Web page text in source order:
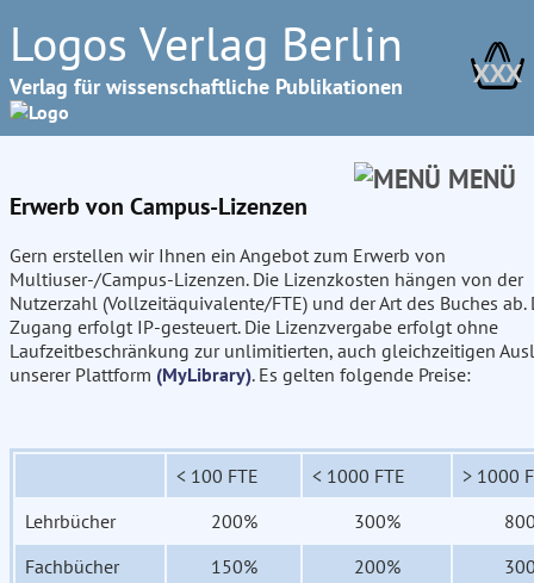
Logos Verlag Berlin
Verlag für wissenschaftliche Publikationen XXX
MENÜ
Erwerb von Campus-Lizenzen
Gern erstellen wir Ihnen ein Angebot zum Erwerb von
Multiuser-/Campus-Lizenzen. Die Lizenzkosten hängen von der
Nutzerzahl (Vollzeitäquivalente/FTE) und der Art des Buches ab.
Zugang erfolgt IP-gesteuert. Die Lizenzvergabe erfolgt ohne
Laufzeitbeschränkung zur unlimitierten, auch gleichzeitigen
unserer Plattform (MyLibrary). Es gelten folgende Preise:
< 100 FTE < 1000 FTE
> 1000
Lehrbücher
200% 300%
Fachbücher
150% 200%